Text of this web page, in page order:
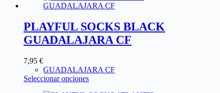
PLAYFUL SOCKS BLACK
GUADALAJARA CF
7,95 €
GUADALAJARA CF
Seleccionar opciones